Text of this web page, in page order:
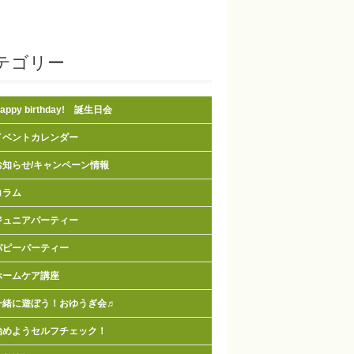
ゴリー
birthday! 誕生日会
ベントカレンダー
知らせ/キャンペーン情報
ラム
ュニアパーティー
ピーパーティー
ームケア講座
緒に遊ぼう！おゆうぎ会♬
めようセルフチェック！